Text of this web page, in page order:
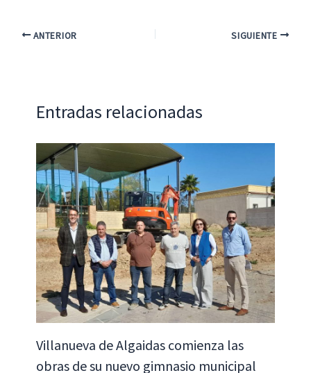
o
l
ANTERIOR SIGUIENTE
Entradas relacionadas
Villanueva de Algaidas comienza las
obras de su nuevo gimnasio municipal